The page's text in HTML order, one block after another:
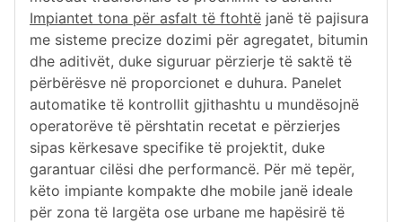
Impiantet tona për asfalt të ftohtë janë të pajisura
me sisteme precize dozimi për agregatet, bitumin
dhe aditivët, duke siguruar përzierje të saktë të
përbërësve në proporcionet e duhura. Panelet
automatike të kontrollit gjithashtu u mundësojnë
operatorëve të përshtatin recetat e përzierjes
sipas kërkesave specifike të projektit, duke
garantuar cilësi dhe performancë. Për më tepër,
këto impiante kompakte dhe mobile janë ideale
për zona të largëta ose urbane me hapësirë të